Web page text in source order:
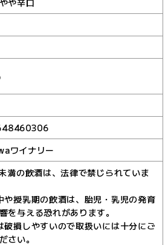
ワイナリー
満の飲酒は、法律で禁じられていま
や授乳期の飲酒は、胎児・乳児の発育
を与える恐れがあります。
破損しやすいので取扱いには十分にご
さい。